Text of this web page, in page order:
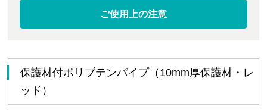
ご使用上の注意
保護材付ポリブテンパイプ（10mm厚保護材・レ
ッド）